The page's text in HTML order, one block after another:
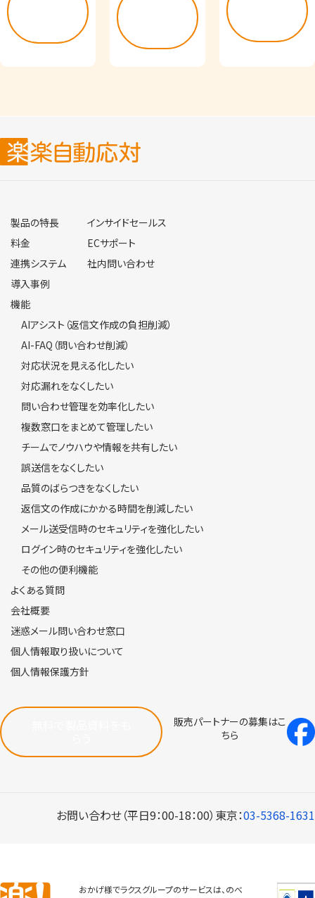
製品の特長
料金
連携システム
導入事例
インサイドセールス
ECサポート
社内問い合わせ
機能
AIアシスト（返信文作成の負担削減）
AI-FAQ（問い合わせ削減）
対応状況を見える化したい
対応漏れをなくしたい
問い合わせ管理を効率化したい
複数窓口をまとめて管理したい
チームでノウハウや情報を共有したい
誤送信をなくしたい
品質のばらつきをなくしたい
返信文の作成にかかる時間を削減したい
メール送受信時のセキュリティを強化したい
ログイン時のセキュリティを強化したい
その他の便利機能
よくある質問
会社概要
迷惑メール問い合わせ窓口
個人情報取り扱いについて
個人情報保護方針
販売パートナーの募集はこ
ちら
お問い合わせ（平日9：00-18：00） 東京：03-5368-1631
おかげ様でラクスグループのサービスは、のべ